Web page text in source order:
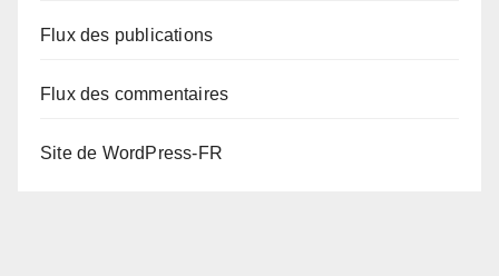
Flux des publications
Flux des commentaires
Site de WordPress-FR